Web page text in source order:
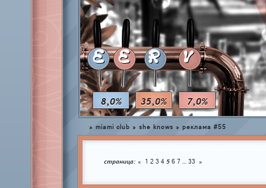
8,0% 35,0% 7,0%
шлакоблокунь заказывали?
everyone's a star
покупаем звезды
time goes by
private emotion
с днем эмоций #4
hot
летняя
E E R V
» miami club » she knows » реклама #55
страница: « 1 2 3 4 5 6 7 … 33 »